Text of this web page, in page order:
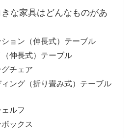
な家具はどんなものがあ
ョン（伸長式）テーブル
伸長式）テーブル
チェア
ング（折り畳み式）テーブル
ルフ
ックス